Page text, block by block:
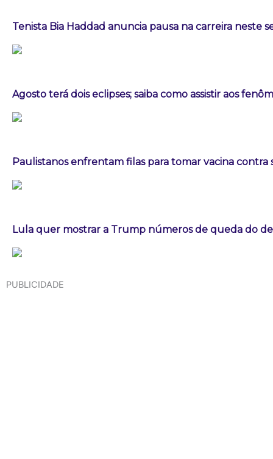
Tenista Bia Haddad anuncia pausa na carreira neste
Agosto terá dois eclipses; saiba como assistir aos
Paulistanos enfrentam filas para tomar vacina contra
Lula quer mostrar a Trump números de queda do
PUBLICIDADE